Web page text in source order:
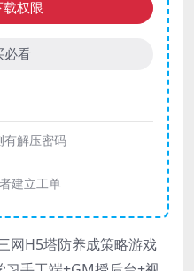
载权限
必看
有解压密码
建立工单
网H5塔防养成策略游戏